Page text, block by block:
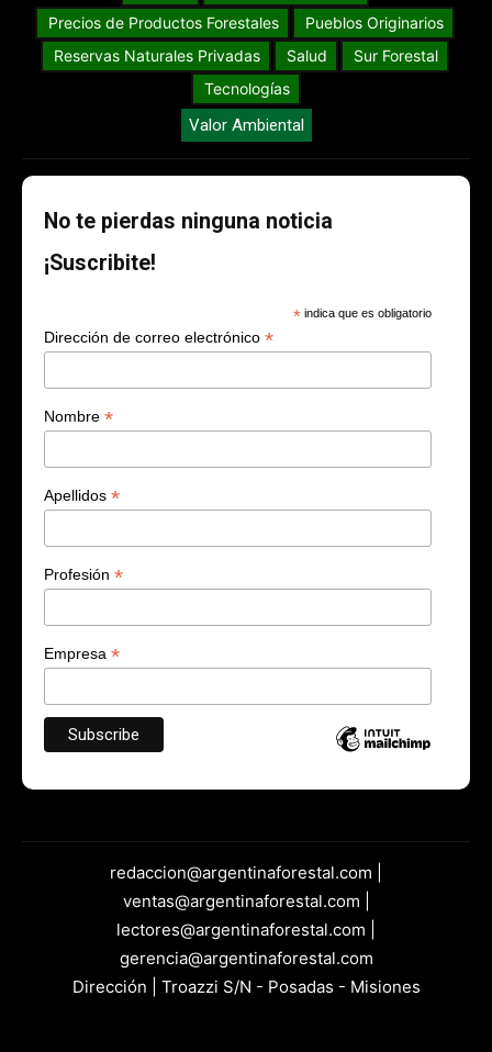
Precios de Productos Forestales
Pueblos Originarios
Reservas Naturales Privadas
Salud
Sur Forestal
Tecnologías
Valor Ambiental
No te pierdas ninguna noticia
¡Suscribite!
* indica que es obligatorio
Dirección de correo electrónico *
Nombre *
Apellidos *
Profesión *
Empresa *
redaccion@argentinaforestal.com |
ventas@argentinaforestal.com |
lectores@argentinaforestal.com |
gerencia@argentinaforestal.com
Dirección | Troazzi S/N - Posadas - Misiones